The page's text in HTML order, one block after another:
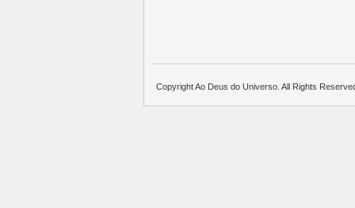
Copyright Ao Deus do Universo. All Rights